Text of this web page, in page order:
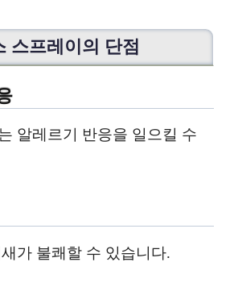
스프레이의 단점
알레르기 반응을 일으킬 수
가 불쾌할 수 있습니다.